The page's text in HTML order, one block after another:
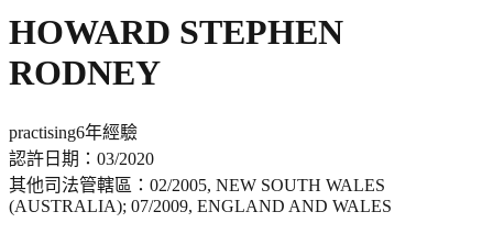
HOWARD STEPHEN
RODNEY
practising6年經驗
認許日期： 03/2020
其他司法管轄區： 02/2005, NEW SOUTH WALES
(AUSTRALIA); 07/2009, ENGLAND AND WALES